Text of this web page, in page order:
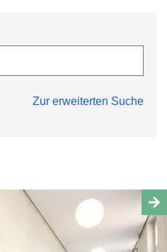
Zur erweiterten Suche